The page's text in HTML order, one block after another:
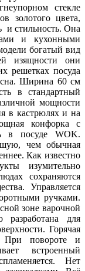
стекле
золотого цвета,
и стильность. Она
и кухонными
богатый вид
изящности они
решетках посуда
Ширина 60 см
в стандартный
мощности
в кастрюлях и на
конфорка с
в посуде WOK.
чем обычная
Как известно
изумительно
сохраняются
Управляется
ручками.
зоне варочной
разработана для
Горячая
При повороте и
встроенный
Нет